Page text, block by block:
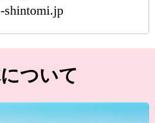
shintomi.jp
ついて